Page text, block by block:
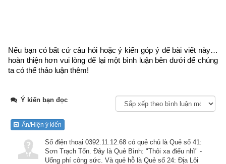
(Thuần Cấn, Sơn Hỏa Bí, Sơn Thiên Đại Súc , Sơn Trạch Tổn,
Hỏa Trạch Khuê , Thiên Trạch Lý
,
ứng với giao thời của Đông và Xuân. Có số 5 và 10 là 2 số
“sinh thành” của Hành Thổ bản mệnh của quẻ Cấn. 2 Can
tương ứng là Sửu – Dần và Chi tương ứng là Mậu. Độc giả
Cấn trong dự đoán cát hung bói dịch”.
Nếu bạn có bất cứ câu hỏi hoặc ý kiến góp ý để bài viết này…
hoàn thiện hơn vui lòng để lại một bình luận bên dưới để chúng
ta có thể thảo luận thêm!
Ý kiến bạn đọc
Ẩn/Hiện ý kiến
Số điện thoại 0392.11.12.68 có quẻ chủ là Quẻ số 41:
Sơn Trạch Tổn. Đây là Quẻ Bình: "Thôi xa điếu nhĩ" -
Uổng phí công sức. Và quẻ hỗ là Quẻ số 24: Địa Lôi